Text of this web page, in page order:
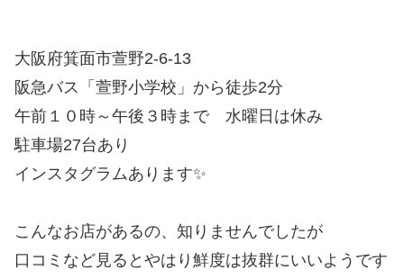
大阪府箕面市萱野2-6-13
阪急バス「萱野小学校」から徒歩2分
午前１０時～午後３時まで 水曜日は休み
駐車場27台あり
インスタグラムあります✨
こんなお店があるの、知りませんでしたが
口コミなど見るとやはり鮮度は抜群にいいようです